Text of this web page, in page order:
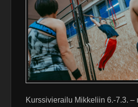
Kurssivierailu Mikkeliin 6.-7.3. –